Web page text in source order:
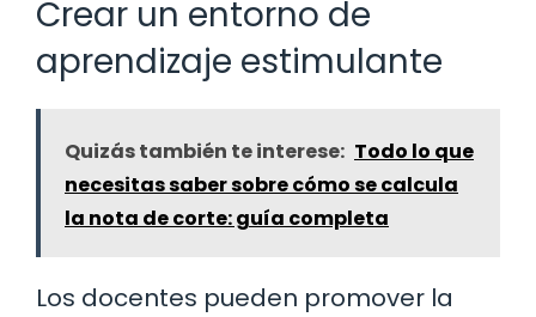
Crear un entorno de
aprendizaje estimulante
Quizás también te interese: Todo lo que
necesitas saber sobre cómo se calcula
la nota de corte: guía completa
Los docentes pueden promover la